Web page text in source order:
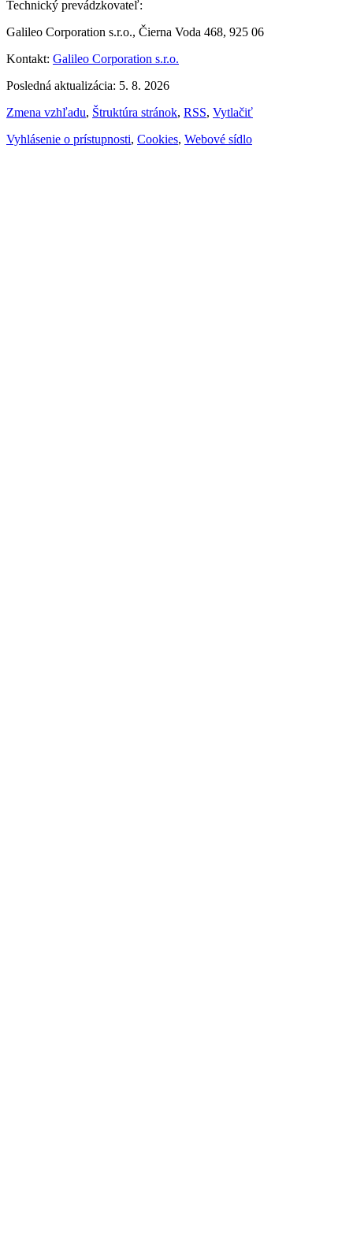
Technický prevádzkovateľ:
Galileo Corporation s.r.o., Čierna Voda 468, 925 06
Kontakt: Galileo Corporation s.r.o.
Posledná aktualizácia: 5. 8. 2026
Zmena vzhľadu, Štruktúra stránok, RSS, Vytlačiť
Vyhlásenie o prístupnosti, Cookies, Webové sídlo